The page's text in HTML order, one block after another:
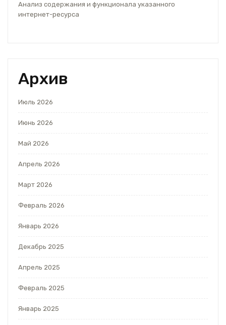
Анализ содержания и функционала указанного
интернет-ресурса
Архив
Июль 2026
Июнь 2026
Май 2026
Апрель 2026
Март 2026
Февраль 2026
Январь 2026
Декабрь 2025
Апрель 2025
Февраль 2025
Январь 2025